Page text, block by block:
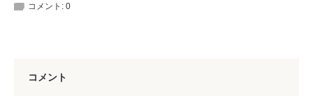
コメント: 0
コメント